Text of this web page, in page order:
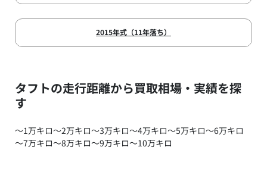
2015年式（11年落ち）
タフトの走行距離から買取相場・実績を探
す
～1万キロ～2万キロ～3万キロ～4万キロ～5万キロ～6万キロ
～7万キロ～8万キロ～9万キロ～10万キロ